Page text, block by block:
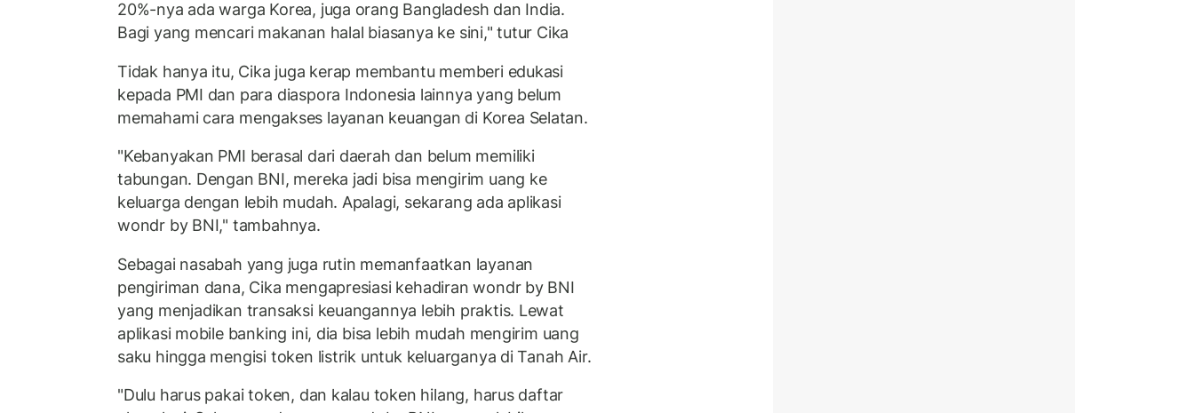
20%-nya ada warga Korea, juga orang Bangladesh dan India.
Bagi yang mencari makanan halal biasanya ke sini," tutur Cika
Tidak hanya itu, Cika juga kerap membantu memberi edukasi
kepada PMI dan para diaspora Indonesia lainnya yang belum
memahami cara mengakses layanan keuangan di Korea Selatan.
"Kebanyakan PMI berasal dari daerah dan belum memiliki
tabungan. Dengan BNI, mereka jadi bisa mengirim uang ke
keluarga dengan lebih mudah. Apalagi, sekarang ada aplikasi
wondr by BNI," tambahnya.
Sebagai nasabah yang juga rutin memanfaatkan layanan
pengiriman dana, Cika mengapresiasi kehadiran wondr by BNI
yang menjadikan transaksi keuangannya lebih praktis. Lewat
aplikasi mobile banking ini, dia bisa lebih mudah mengirim uang
saku hingga mengisi token listrik untuk keluarganya di Tanah Air.
"Dulu harus pakai token, dan kalau token hilang, harus daftar